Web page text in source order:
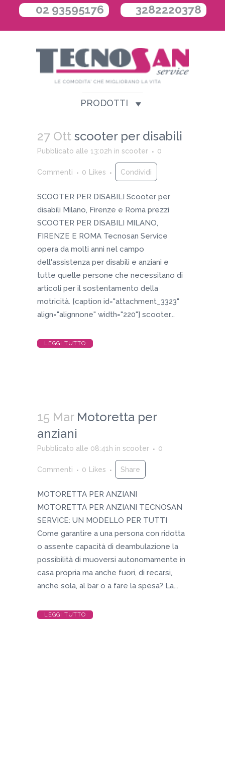
02 93595176 3282220378
PRODOTTI
27 Ott scooter per disabili
Pubblicato alle 13:02h in scooter 0
Commenti 0 Likes Condividi
SCOOTER PER DISABILI Scooter per
disabili Milano, Firenze e Roma prezzi
SCOOTER PER DISABILI MILANO,
FIRENZE E ROMA Tecnosan Service
opera da molti anni nel campo
dell'assistenza per disabili e anziani e
tutte quelle persone che necessitano di
articoli per il sostentamento della
motricità. [caption id="attachment_3323"
align="alignnone" width="220"] scooter...
LEGGI TUTTO
15 Mar Motoretta per
anziani
Pubblicato alle 08:41h in scooter 0
Commenti 0 Likes Share
MOTORETTA PER ANZIANI
MOTORETTA PER ANZIANI TECNOSAN
SERVICE: UN MODELLO PER TUTTI
Come garantire a una persona con ridotta
o assente capacità di deambulazione la
possibilità di muoversi autonomamente in
casa propria ma anche fuori, di recarsi,
anche sola, al bar o a fare la spesa? La...
LEGGI TUTTO